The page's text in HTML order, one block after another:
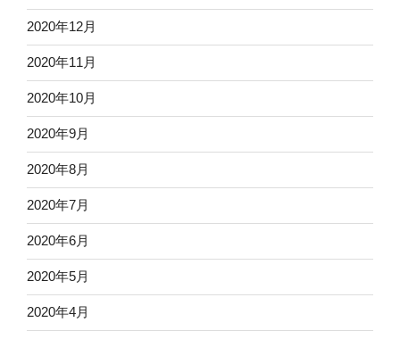
2020年12月
2020年11月
2020年10月
2020年9月
2020年8月
2020年7月
2020年6月
2020年5月
2020年4月